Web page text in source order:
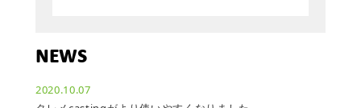
NEWS
2020.10.07